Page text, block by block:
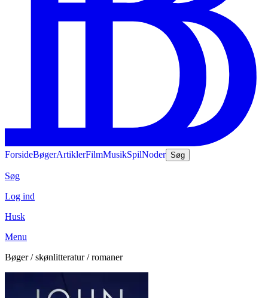
ForsideBøgerArtiklerFilmMusikSpilNoder Søg
Søg
Log ind
Husk
Menu
Bøger / skønlitteratur / romaner